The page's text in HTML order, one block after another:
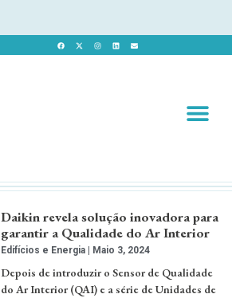
Daikin revela solução inovadora para
garantir a Qualidade do Ar Interior
Edifícios e Energia Maio 3, 2024
Depois de introduzir o Sensor de Qualidade
do Ar Interior (QAI) e a série de Unidades de